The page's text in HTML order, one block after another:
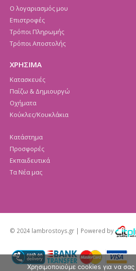
Ο λογαριασμός μου
Επιστροφές
Τρόποι Πληρωμής
Τρόποι Αποστολής
ΧΡΗΣΙΜΑ
Κατασκευές
Παίζω & Δημιουργώ
Οχήματα
Κούκλες/Κουκλάκια
Κατάστημα
Προσφορές
Εκπαιδευτικά
Τα Νέα μας
© 2024 lambrostoys.gr | Powered by
Χρησιμοποιούμε cookies για να